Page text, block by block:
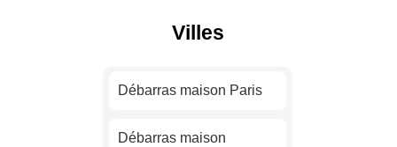
Villes
Débarras maison Paris
Débarras maison